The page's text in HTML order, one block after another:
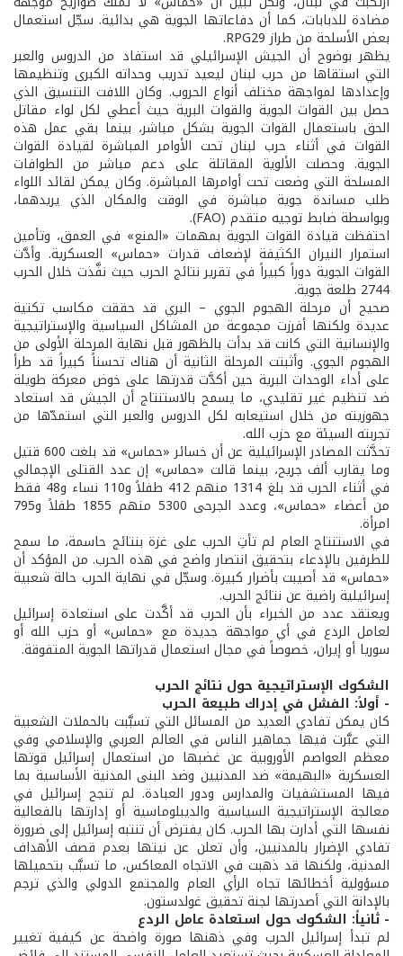
مضادة للدبابات، كما أن دفاعاتها الجوية هي بدائية. سجّل استعمال
بعض الأسلحة من طراز RPG29.
يظهر بوضوح أن الجيش الإسرائيلي قد استفاد من الدروس والعبر
التي استقاها من حرب لبنان ليعيد تدريب وحداته الكبرى وتنظيمها
وإعدادها لمواجهة مختلف أنواع الحروب. وكان اللافت التنسيق الذي
حصل بين القوات الجوية والقوات البرية حيث أعطي لكل لواء مقاتل
الحق باستعمال القوات الجوية بشكل مباشر، بينما بقي عمل هذه
القوات في أثناء حرب لبنان تحت الأوامر المباشرة لقيادة القوات
الجوية. وحصلت الألوية المقاتلة على دعم مباشر من الطوافات
المسلحة التي وضعت تحت أوامرها المباشرة. وكان يمكن لقائد اللواء
طلب مساندة جوية مباشرة في الوقت والمكان الذي يريدهما،
وبواسطة ضابط توجيه متقدم (FAO).
احتفظت قيادة القوات الجوية بمهمات «المنع» في العمق، وتأمين
استمرار النيران الكثيفة لإضعاف قدرات «حماس» العسكرية. وأدَّت
القوات الجوية دوراً كبيراً في تقرير نتائج الحرب حيث نفَّذت خلال الحرب
2744 طلعة جوية.
صحيح أن مرحلة الهجوم الجوي – البري قد حققت مكاسب تكتية
عديدة ولكنها أفرزت مجموعة من المشاكل السياسية والإستراتيجية
والإنسانية التي كانت قد بدأت بالظهور قبل نهاية المرحلة الأولى من
الهجوم الجوي. وأثبتت المرحلة الثانية أن هناك تحسناً كبيراً قد طرأ
على أداء الوحدات البرية حين أكدَّت قدرتها على خوض معركة طويلة
ضد تنظيم غير تقليدي، ما يسمح بالاستنتاج أن الجيش قد استعاد
جهوزيته من خلال استيعابه لكل الدروس والعبر التي استمدّها من
تجربته السيئة مع حزب الله.
تحدَّثت المصادر الإسرائيلية عن أن خسائر «حماس» قد بلغت 600 قتيل
وما يقارب ألف جريح، بينما قالت «حماس» إن عدد القتلى الإجمالي
في أثناء الحرب قد بلغ 1314 منهم 412 طفلاً و110 نساء و48 فقط
من أعضاء «حماس»، وعدد الجرحى 5300 منهم 1855 طفلاً و795
امرأة.
في الاستنتاج العام لم تأتِ الحرب على غزة بنتائج حاسمة، ما سمح
للطرفين بالإدعاء بتحقيق انتصار واضح في هذه الحرب. من المؤكد أن
«حماس» قد أصيبت بأضرار كبيرة. وسجّل في نهاية الحرب حالة شعبية
إسرائيلية راضية عن نتائج الحرب.
ويعتقد عدد من الخبراء بأن الحرب قد أكَّدت على استعادة إسرائيل
لعامل الردع في أي مواجهة جديدة مع «حماس» أو حزب الله أو
سوريا أو إيران، خصوصاً في مجال استعمال قدراتها الجوية المتفوقة.
الشكوك الإستراتيجية حول نتائج الحرب
- أولاً: الفشل في إدراك طبيعة الحرب
كان يمكن تفادي العديد من المسائل التي تسبَّبت بالحملات الشعبية
التي عبَّرت فيها جماهير الناس في العالم العربي والإسلامي وفي
معظم العواصم الأوروبية عن غضبها من استعمال إسرائيل قوتها
العسكرية «البهيمة» ضد المدنيين وضد البنى المدنية الأساسية بما
فيها المستشفيات والمدارس ودور العبادة. لم تنجح إسرائيل في
معالجة الإستراتيجية السياسية والديبلوماسية أو إدارتها بالفعالية
نفسها التي أدارت بها الحرب. كان يفترض أن تنتبه إسرائيل إلى ضرورة
تفادي الإضرار بالمدنيين، وأن تعلن عن نيتها بعدم قصف الأهداف
المدنية، ولكنها قد ذهبت في الاتجاه المعاكس، ما تسبَّب بتحميلها
مسؤولية أخطائها تجاه الرأي العام والمجتمع الدولي والذي ترجم
بالإدانة التي أصدرتها لجنة تحقيق غولدستون.
- ثانياً: الشكوك حول استعادة عامل الردع
لم تبدأ إسرائيل الحرب وفي ذهنها صورة واضحة عن كيفية تغيير